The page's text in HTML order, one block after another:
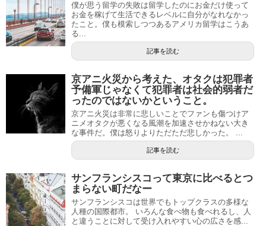
僕が思う留学の失敗は留学したのにお金だけ使って
お金を稼げて生活できるレベルに自分がなれなかっ
たこと。僕も模索しつつあるアメリカ留学はこうあ
る...
記事を読む
京アニ火災から考えた、オタクは犯罪者
予備軍じゃなくて犯罪者は社会的弱者だ
ったのではないかということ。
京アニ火災は非常に悲しいことでファンも傷つけア
ニメオタクが悪くなる風潮を加速させかねない大き
な事件だ。僕は怒りよりただただ悲しかった。 ...
記事を読む
サンフランシスコって東京に比べるとつ
まらない町だなー
サンフランシスコは世界でもトップクラスの多様な
人種の国際都市。 いろんな食べ物も食べれるし、人
と違うことに対して受け入れやすい心の広さを感...